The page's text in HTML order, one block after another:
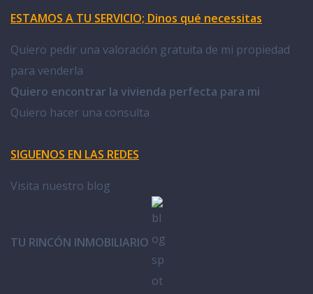
ESTAMOS A TU SERVICIO; Dinos qué necessitas
Quiero pedir una valoración gratuita de mi propiedad
para venderla
Quiero encontrar la vivienda perfecta para mi
Quiero hacer una consulta
SIGUENOS EN LAS REDES
Visita nuestro blog
TU RINCÓN INMOBILIARIO